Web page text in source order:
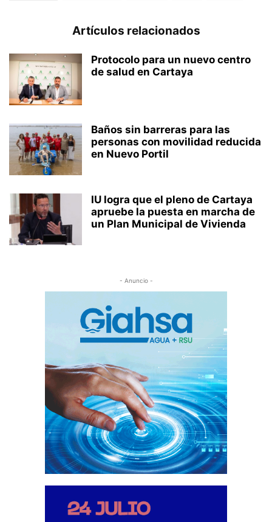
Artículos relacionados
Protocolo para un nuevo centro
de salud en Cartaya
Baños sin barreras para las
personas con movilidad reducida
en Nuevo Portil
IU logra que el pleno de Cartaya
apruebe la puesta en marcha de
un Plan Municipal de Vivienda
- Anuncio -